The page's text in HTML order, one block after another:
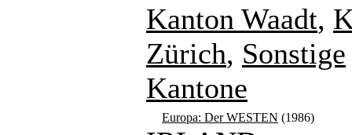
Kanton Waadt,
Zürich, Sonstige
Kantone
Europa: Der WESTEN (1986)